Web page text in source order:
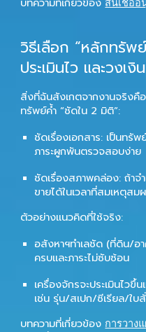
สินเชื่ออ
วิธีเลือก “หลักทรัพ
ประเมินไว และวงเ
สิ่งที่ฉันสังเกตจากงานจริงคือ
ทรัพย์ค้ำ “ชัดใน 2 มิติ”:
ชัดเรื่องเอกสาร: เป็นทรัพ
ภาระผูกพันตรวจสอบง่าย
ชัดเรื่องสภาพคล่อง: ถ้าจ
ขายได้ในเวลาที่สมเหตุสม
ตัวอย่างแนวคิดที่ใช้จริง:
อสังหาฯทำเลชัด (ที่ดิน/อา
ครบและภาระไม่ซับซ้อน
เครื่องจักรจะประเมินไว
เช่น รุ่น/สเปก/ซีเรียล/ใบ
บทความที่เกี่ยวข้อง การวาง